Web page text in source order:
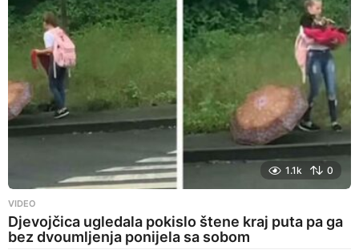
g
o
1.1k 0
VIDEO
Djevojčica ugledala pokislo štene kraj puta pa ga
bez dvoumljenja ponijela sa sobom